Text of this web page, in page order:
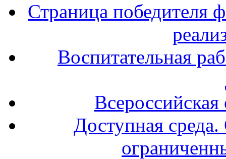
Страница победителя
Воспитательная
Доступная